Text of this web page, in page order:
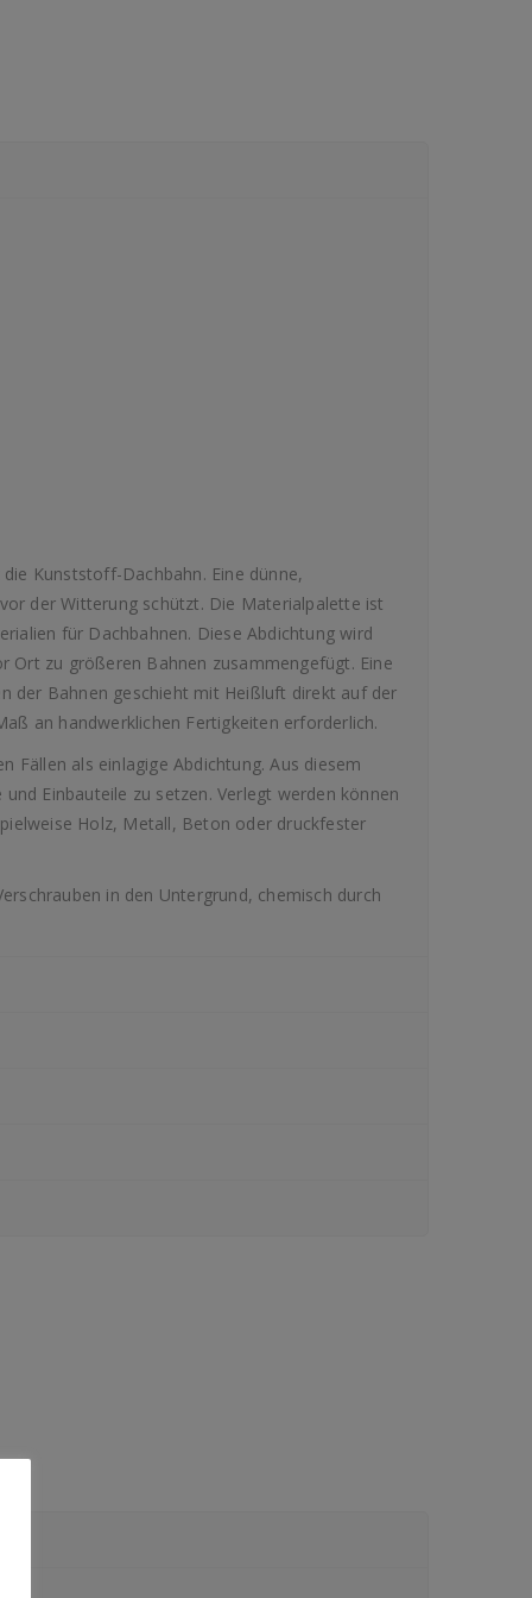
Kunststoff-Dachbahn. Eine dünne,
der Witterung schützt. Die Materialpalette ist
für Dachbahnen. Diese Abdichtung wird
zu größeren Bahnen zusammengefügt. Eine
der Bahnen geschieht mit Heißluft direkt auf der
aß an handwerklichen Fertigkeiten erforderlich.
Fällen als einlagige Abdichtung. Aus diesem
Einbauteile zu setzen. Verlegt werden können
Holz, Metall, Beton oder druckfester
in den Untergrund, chemisch durch